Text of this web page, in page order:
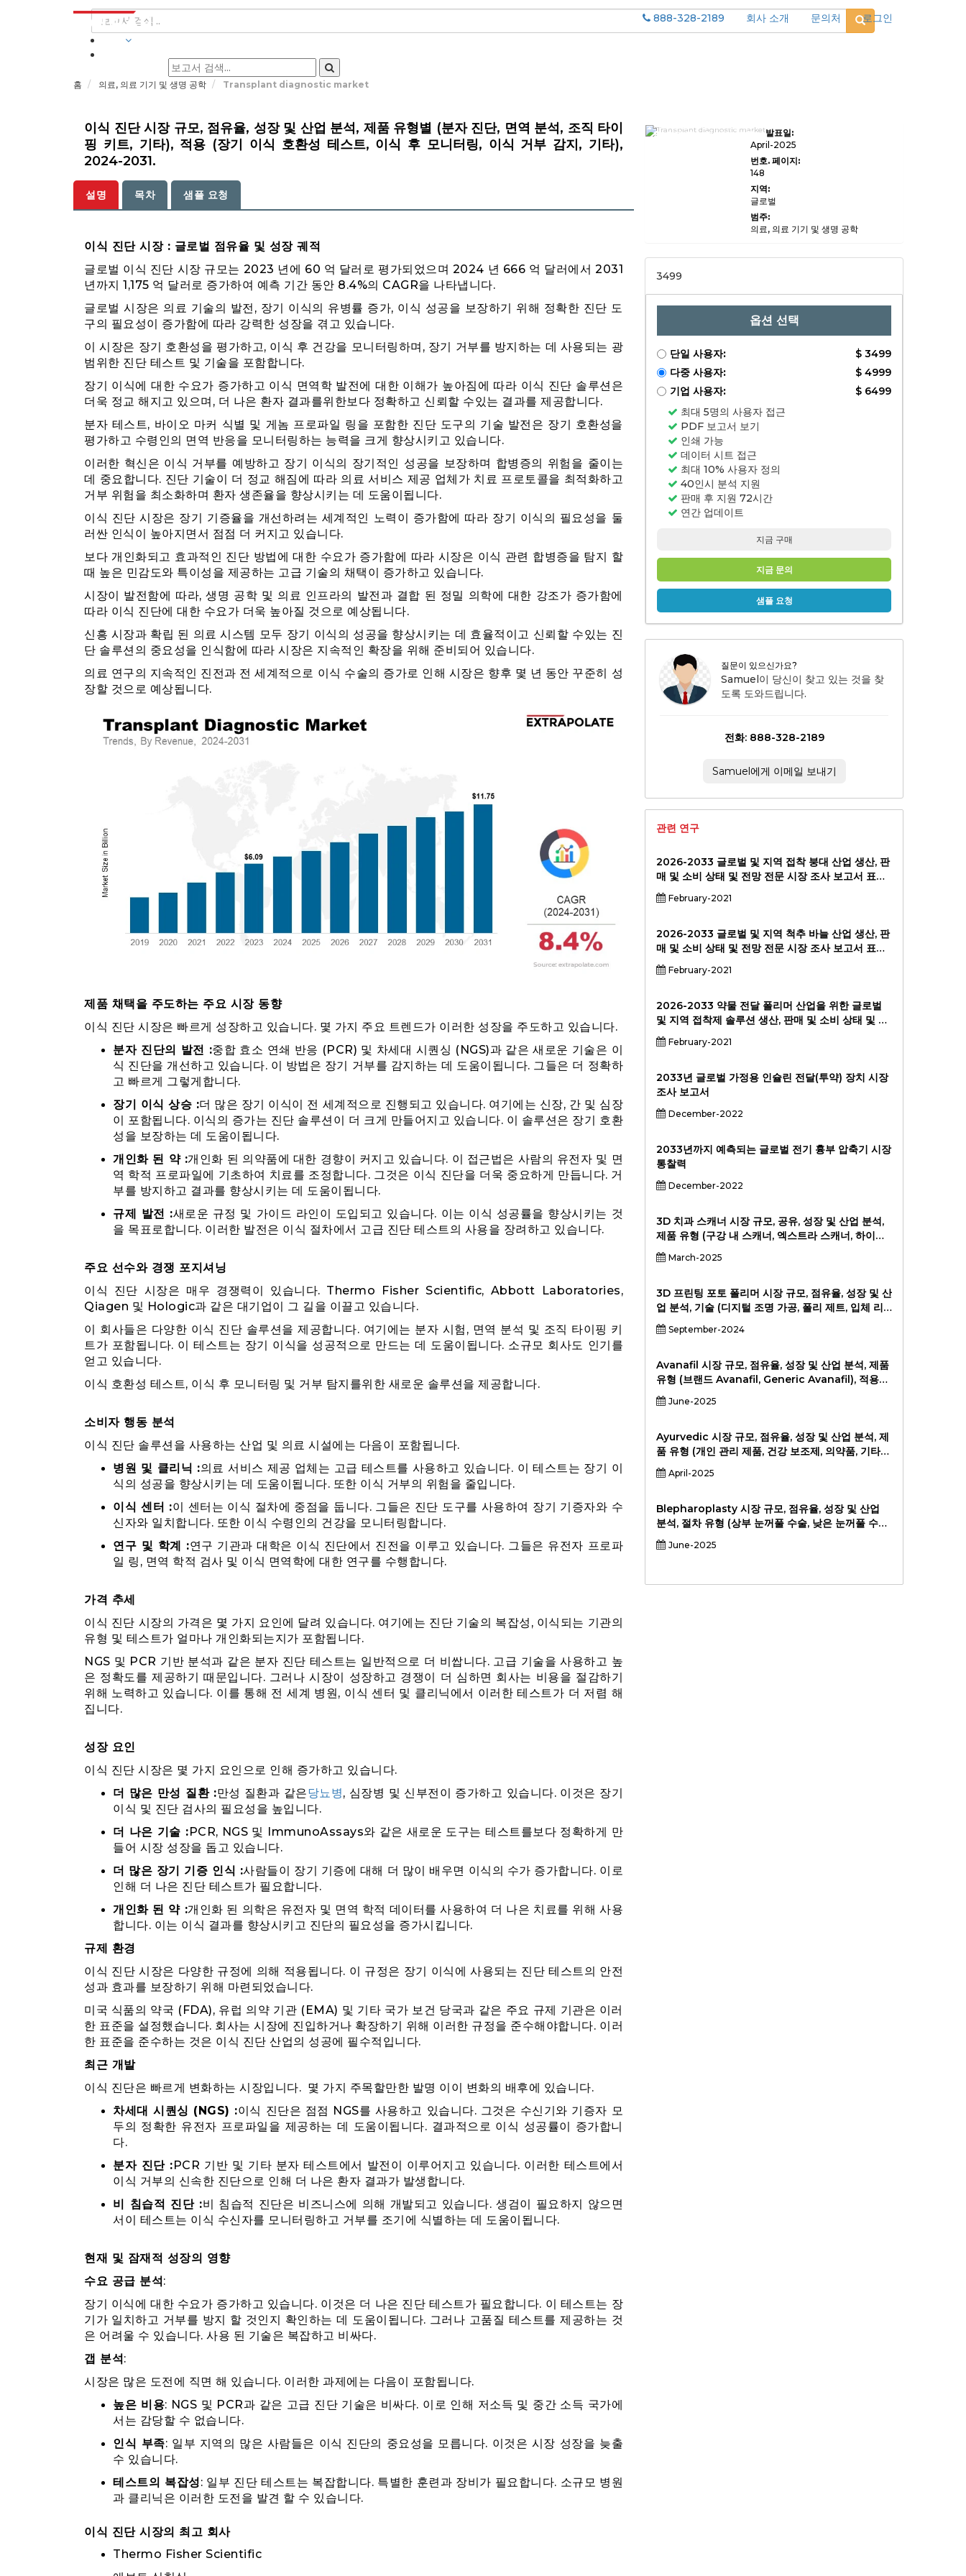
888-328-2189 회사 소개 문의처
로그인
홈 의료, 의료 기기 및 생명 공학 Transplant diagnostic market
이식 진단 시장 규모, 점유율, 성장 및 산업 분석, 제품 유형별 (분자 진단, 면역 분석, 조직 타이
핑 키트, 기타), 적용 (장기 이식 호환성 테스트, 이식 후 모니터링, 이식 거부 감지, 기타),
2024-2031.
설명 목차 샘플 요청
이식 진단 시장 : 글로벌 점유율 및 성장 궤적
글로벌 이식 진단 시장 규모는 2023 년에 60 억 달러로 평가되었으며 2024 년 666 억 달러에서 2031
년까지 1,175 억 달러로 증가하여 예측 기간 동안 8.4%의 CAGR을 나타냅니다.
글로벌 시장은 의료 기술의 발전, 장기 이식의 유병률 증가, 이식 성공을 보장하기 위해 정확한 진단 도
구의 필요성이 증가함에 따라 강력한 성장을 겪고 있습니다.
이 시장은 장기 호환성을 평가하고, 이식 후 건강을 모니터링하며, 장기 거부를 방지하는 데 사용되는 광
범위한 진단 테스트 및 기술을 포함합니다.
장기 이식에 대한 수요가 증가하고 이식 면역학 발전에 대한 이해가 높아짐에 따라 이식 진단 솔루션은
더욱 정교 해지고 있으며, 더 나은 환자 결과를위한보다 정확하고 신뢰할 수있는 결과를 제공합니다.
분자 테스트, 바이오 마커 식별 및 게놈 프로파일 링을 포함한 진단 도구의 기술 발전은 장기 호환성을
평가하고 수령인의 면역 반응을 모니터링하는 능력을 크게 향상시키고 있습니다.
이러한 혁신은 이식 거부를 예방하고 장기 이식의 장기적인 성공을 보장하며 합병증의 위험을 줄이는
데 중요합니다. 진단 기술이 더 정교 해짐에 따라 의료 서비스 제공 업체가 치료 프로토콜을 최적화하고
거부 위험을 최소화하며 환자 생존율을 향상시키는 데 도움이됩니다.
이식 진단 시장은 장기 기증율을 개선하려는 세계적인 노력이 증가함에 따라 장기 이식의 필요성을 둘
러싼 인식이 높아지면서 점점 더 커지고 있습니다.
보다 개인화되고 효과적인 진단 방법에 대한 수요가 증가함에 따라 시장은 이식 관련 합병증을 탐지 할
때 높은 민감도와 특이성을 제공하는 고급 기술의 채택이 증가하고 있습니다.
시장이 발전함에 따라, 생명 공학 및 의료 인프라의 발전과 결합 된 정밀 의학에 대한 강조가 증가함에
따라 이식 진단에 대한 수요가 더욱 높아질 것으로 예상됩니다.
신흥 시장과 확립 된 의료 시스템 모두 장기 이식의 성공을 향상시키는 데 효율적이고 신뢰할 수있는 진
단 솔루션의 중요성을 인식함에 따라 시장은 지속적인 확장을 위해 준비되어 있습니다.
의료 연구의 지속적인 진전과 전 세계적으로 이식 수술의 증가로 인해 시장은 향후 몇 년 동안 꾸준히 성
장할 것으로 예상됩니다.
제품 채택을 주도하는 주요 시장 동향
이식 진단 시장은 빠르게 성장하고 있습니다. 몇 가지 주요 트렌드가 이러한 성장을 주도하고 있습니다.
분자 진단의 발전 :중합 효소 연쇄 반응 (PCR) 및 차세대 시퀀싱 (NGS)과 같은 새로운 기술은 이
식 진단을 개선하고 있습니다. 이 방법은 장기 거부를 감지하는 데 도움이됩니다. 그들은 더 정확하
고 빠르게 그렇게합니다.
장기 이식 상승 :더 많은 장기 이식이 전 세계적으로 진행되고 있습니다. 여기에는 신장, 간 및 심장
이 포함됩니다. 이식의 증가는 진단 솔루션이 더 크게 만들어지고 있습니다. 이 솔루션은 장기 호환
성을 보장하는 데 도움이됩니다.
개인화 된 약 :개인화 된 의약품에 대한 경향이 커지고 있습니다. 이 접근법은 사람의 유전자 및 면
역 학적 프로파일에 기초하여 치료를 조정합니다. 그것은 이식 진단을 더욱 중요하게 만듭니다. 거
부를 방지하고 결과를 향상시키는 데 도움이됩니다.
규제 발전 :새로운 규정 및 가이드 라인이 도입되고 있습니다. 이는 이식 성공률을 향상시키는 것
을 목표로합니다. 이러한 발전은 이식 절차에서 고급 진단 테스트의 사용을 장려하고 있습니다.
주요 선수와 경쟁 포지셔닝
이식 진단 시장은 매우 경쟁력이 있습니다. Thermo Fisher Scientific, Abbott Laboratories,
Qiagen 및 Hologic과 같은 대기업이 그 길을 이끌고 있습니다.
이 회사들은 다양한 이식 진단 솔루션을 제공합니다. 여기에는 분자 시험, 면역 분석 및 조직 타이핑 키
트가 포함됩니다. 이 테스트는 장기 이식을 성공적으로 만드는 데 도움이됩니다. 소규모 회사도 인기를
얻고 있습니다.
이식 호환성 테스트, 이식 후 모니터링 및 거부 탐지를위한 새로운 솔루션을 제공합니다.
소비자 행동 분석
이식 진단 솔루션을 사용하는 산업 및 의료 시설에는 다음이 포함됩니다.
병원 및 클리닉 :의료 서비스 제공 업체는 고급 테스트를 사용하고 있습니다. 이 테스트는 장기 이
식의 성공을 향상시키는 데 도움이됩니다. 또한 이식 거부의 위험을 줄입니다.
이식 센터 :이 센터는 이식 절차에 중점을 둡니다. 그들은 진단 도구를 사용하여 장기 기증자와 수
신자와 일치합니다. 또한 이식 수령인의 건강을 모니터링합니다.
연구 및 학계 :연구 기관과 대학은 이식 진단에서 진전을 이루고 있습니다. 그들은 유전자 프로파
일 링, 면역 학적 검사 및 이식 면역학에 대한 연구를 수행합니다.
가격 추세
이식 진단 시장의 가격은 몇 가지 요인에 달려 있습니다. 여기에는 진단 기술의 복잡성, 이식되는 기관의
유형 및 테스트가 얼마나 개인화되는지가 포함됩니다.
NGS 및 PCR 기반 분석과 같은 분자 진단 테스트는 일반적으로 더 비쌉니다. 고급 기술을 사용하고 높
은 정확도를 제공하기 때문입니다. 그러나 시장이 성장하고 경쟁이 더 심하면 회사는 비용을 절감하기
위해 노력하고 있습니다. 이를 통해 전 세계 병원, 이식 센터 및 클리닉에서 이러한 테스트가 더 저렴 해
집니다.
성장 요인
이식 진단 시장은 몇 가지 요인으로 인해 증가하고 있습니다.
더 많은 만성 질환 :만성 질환과 같은당뇨병, 심장병 및 신부전이 증가하고 있습니다. 이것은 장기
이식 및 진단 검사의 필요성을 높입니다.
더 나은 기술 :PCR, NGS 및 ImmunoAssays와 같은 새로운 도구는 테스트를보다 정확하게 만
들어 시장 성장을 돕고 있습니다.
더 많은 장기 기증 인식 :사람들이 장기 기증에 대해 더 많이 배우면 이식의 수가 증가합니다. 이로
인해 더 나은 진단 테스트가 필요합니다.
개인화 된 약 :개인화 된 의학은 유전자 및 면역 학적 데이터를 사용하여 더 나은 치료를 위해 사용
합니다. 이는 이식 결과를 향상시키고 진단의 필요성을 증가시킵니다.
규제 환경
이식 진단 시장은 다양한 규정에 의해 적용됩니다. 이 규정은 장기 이식에 사용되는 진단 테스트의 안전
성과 효과를 보장하기 위해 마련되었습니다.
미국 식품의 약국 (FDA), 유럽 의약 기관 (EMA) 및 기타 국가 보건 당국과 같은 주요 규제 기관은 이러
한 표준을 설정했습니다. 회사는 시장에 진입하거나 확장하기 위해 이러한 규정을 준수해야합니다. 이러
한 표준을 준수하는 것은 이식 진단 산업의 성공에 필수적입니다.
최근 개발
이식 진단은 빠르게 변화하는 시장입니다. 몇 가지 주목할만한 발명 이이 변화의 배후에 있습니다.
차세대 시퀀싱 (NGS) :이식 진단은 점점 NGS를 사용하고 있습니다. 그것은 수신기와 기증자 모
두의 정확한 유전자 프로파일을 제공하는 데 도움이됩니다. 결과적으로 이식 성공률이 증가합니
다.
분자 진단 :PCR 기반 및 기타 분자 테스트에서 발전이 이루어지고 있습니다. 이러한 테스트에서
이식 거부의 신속한 진단으로 인해 더 나은 환자 결과가 발생합니다.
비 침습적 진단 :비 침습적 진단은 비즈니스에 의해 개발되고 있습니다. 생검이 필요하지 않으면
서이 테스트는 이식 수신자를 모니터링하고 거부를 조기에 식별하는 데 도움이됩니다.
현재 및 잠재적 성장의 영향
수요 공급 분석:
장기 이식에 대한 수요가 증가하고 있습니다. 이것은 더 나은 진단 테스트가 필요합니다. 이 테스트는 장
기가 일치하고 거부를 방지 할 것인지 확인하는 데 도움이됩니다. 그러나 고품질 테스트를 제공하는 것
은 어려울 수 있습니다. 사용 된 기술은 복잡하고 비싸다.
갭 분석:
시장은 많은 도전에 직면 해 있습니다. 이러한 과제에는 다음이 포함됩니다.
높은 비용: NGS 및 PCR과 같은 고급 진단 기술은 비싸다. 이로 인해 저소득 및 중간 소득 국가에
서는 감당할 수 없습니다.
인식 부족: 일부 지역의 많은 사람들은 이식 진단의 중요성을 모릅니다. 이것은 시장 성장을 늦출
수 있습니다.
테스트의 복잡성: 일부 진단 테스트는 복잡합니다. 특별한 훈련과 장비가 필요합니다. 소규모 병원
과 클리닉은 이러한 도전을 발견 할 수 있습니다.
이식 진단 시장의 최고 회사
Thermo Fisher Scientific
이식 진단 시장 규모, 점유
율, 성장 및 산업 분석, 제품
유형별 (분자 진단, 면역 분
석, 조직 타이핑 키트, 기타),
스트, 이식 후 모니터링, 이
식 거부 감지, 기타), 2024-
발표일:
April-2025
번호. 페이지:
148
지역:
글로벌
범주:
의료, 의료 기기 및 생명 공학
3499
옵션 선택
단일 사용자:
$ 3499
다중 사용자:
$ 4999
기업 사용자:
$ 6499
최대 5명의 사용자 접근
PDF 보고서 보기
인쇄 가능
데이터 시트 접근
최대 10% 사용자 정의
40인시 분석 지원
판매 후 지원 72시간
연간 업데이트
지금 구매
지금 문의
샘플 요청
질문이 있으신가요?
Samuel이 당신이 찾고 있는 것을 찾
도록 도와드립니다.
전화: 888-328-2189
Samuel에게 이메일 보내기
관련 연구
2026-2033 글로벌 및 지역 접착 붕대 산업 생산, 판
매 및 소비 상태 및 전망 전문 시장 조사 보고서 표준
버전
February-2021
2026-2033 글로벌 및 지역 척추 바늘 산업 생산, 판
매 및 소비 상태 및 전망 전문 시장 조사 보고서 표준
버전
February-2021
2026-2033 약물 전달 폴리머 산업을 위한 글로벌
및 지역 접착제 솔루션 생산, 판매 및 소비 상태 및 전
망 전문 시장 조사 보고서 표준 버전
February-2021
2033년 글로벌 가정용 인슐린 전달(투약) 장치 시장
조사 보고서
December-2022
2033년까지 예측되는 글로벌 전기 흉부 압축기 시장
통찰력
December-2022
3D 치과 스캐너 시장 규모, 공유, 성장 및 산업 분석,
제품 유형 (구강 ​​내 스캐너, 엑스트라 스캐너, 하이브
리드 스캐너), 적용 (진단 이미징, 치료 계획, 치열 교
정, 임플란트, 외상 적 치과), 최종 사용자 (치과 클리
2031111111111111111111, 2024-2031.
March-2025
3D 프린팅 포토 폴리머 시장 규모, 점유율, 성장 및 산
업 분석, 기술 (디지털 조명 가공, 폴리 제트, 입체 리
소그래피, 우레탄 캐스팅), 가벼운 스펙트럼 (자외선,
가시, 적외선), 수직 (건강 관리, 항공 우주 및 방어, 자
2024-201
September-2024
Avanafil 시장 규모, 점유율, 성장 및 산업 분석, 제품
유형 (브랜드 Avanafil, Generic Avanafil), 적용
(발기 부전, 폐 고혈압 (오프 라벨)), 최종 사용자 (병
원, 클리닉, 온라인 약국, 원격 의료 공급자) 및 지역
June-2025
Ayurvedic 시장 규모, 점유율, 성장 및 산업 분석, 제
품 유형 (개인 관리 제품, 건강 보조제, 의약품, 기타),
적용 (미용 및 피부 관리, 모발 관리, 소화 건강, 통증
완화, 기타), 배포 채널 (온라인 소매, 슈퍼마켓, 제약,
April-2025
Blepharoplasty 시장 규모, 점유율, 성장 및 산업
분석, 절차 유형 (상부 눈꺼풀 수술, 낮은 눈꺼풀 수술,
결합 된 절차) 별 (Laser-assisted, 전통적인 외과
적, 방사선 주파수 기반, 기타) 별 (남성, 여성, 41-60
June-2025